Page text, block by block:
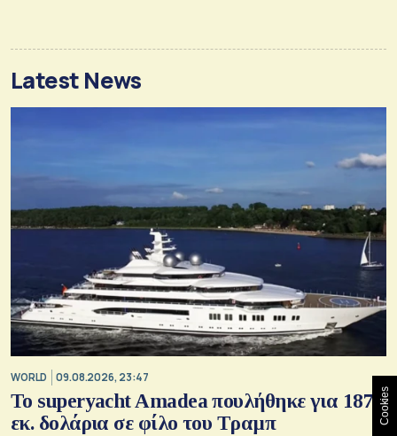
Latest News
WORLD 09.08.2026, 23:47
To superyacht Amadea πουλήθηκε για 187
εκ. δολάρια σε φίλο του Τραμπ
Cookies